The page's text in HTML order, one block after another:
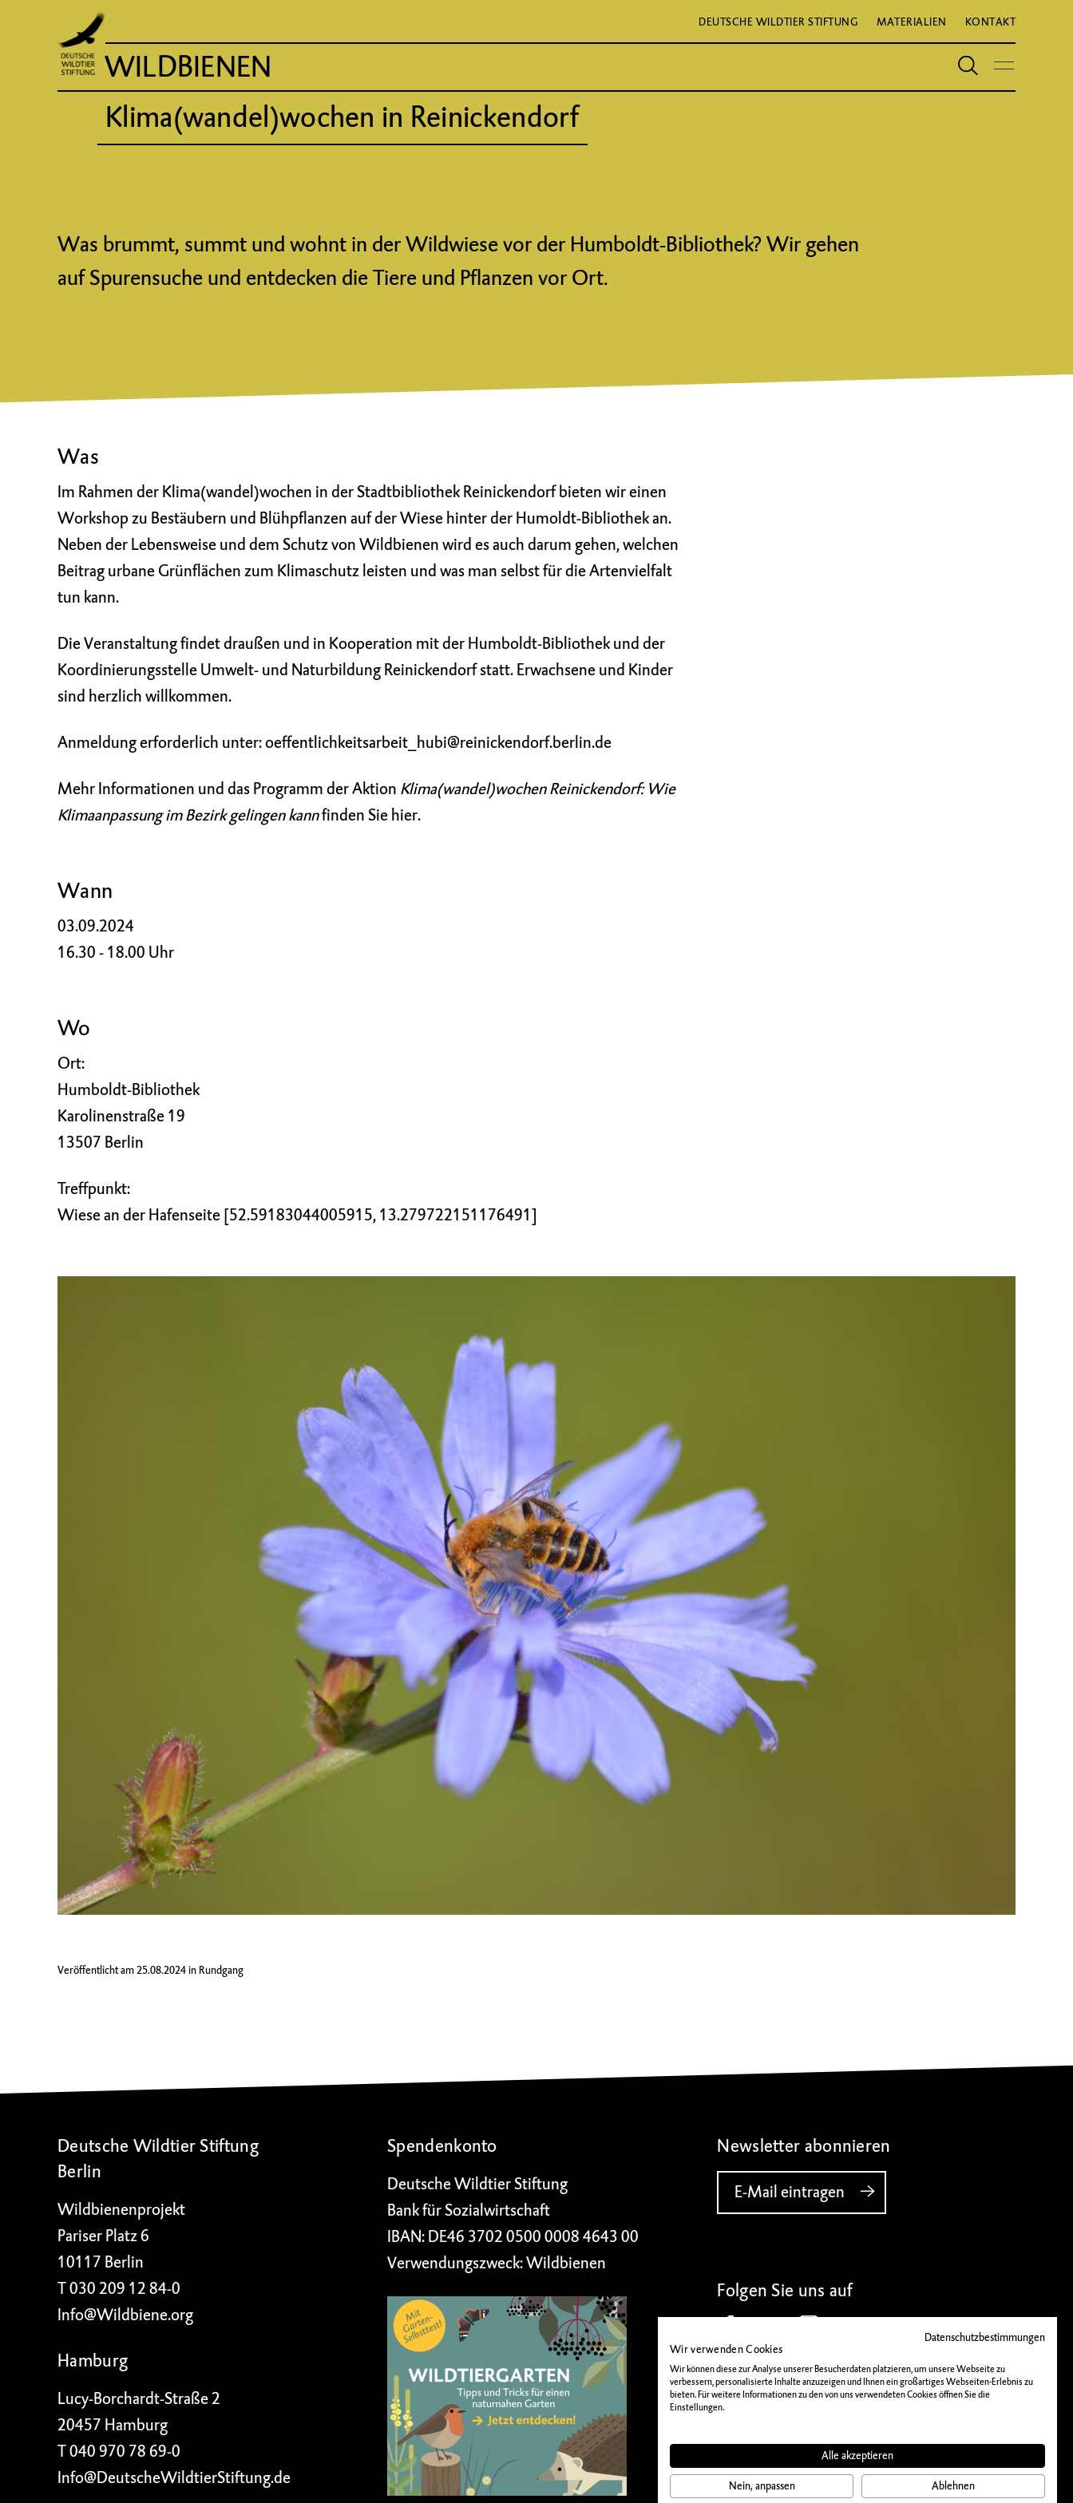
DEUTSCHE WILDTIER STIFTUNG MATERIALIEN KONTAKT
WILDBIENEN
Klima(wandel)wochen in Reinickendorf
Was brummt, summt und wohnt in der Wildwiese vor der Humboldt-Bibliothek? Wir gehen
auf Spurensuche und entdecken die Tiere und Pflanzen vor Ort.
Was
Im Rahmen der Klima(wandel)wochen in der Stadtbibliothek Reinickendorf bieten wir einen
Workshop zu Bestäubern und Blühpflanzen auf der Wiese hinter der Humoldt-Bibliothek an.
Neben der Lebensweise und dem Schutz von Wildbienen wird es auch darum gehen, welchen
Beitrag urbane Grünflächen zum Klimaschutz leisten und was man selbst für die Artenvielfalt
tun kann.
Die Veranstaltung findet draußen und in Kooperation mit der Humboldt-Bibliothek und der
Koordinierungsstelle Umwelt- und Naturbildung Reinickendorf statt. Erwachsene und Kinder
sind herzlich willkommen.
Anmeldung erforderlich unter:oeffentlichkeitsarbeit_hubi@reinickendorf.berlin.de
Mehr Informationen und das Programm der Aktion Klima(wandel)wochen Reinickendorf: Wie
Klimaanpassung im Bezirk gelingen kannfinden Sie hier.
Wann
03.09.2024
16.30 - 18.00 Uhr
Wo
Ort:
Humboldt-Bibliothek
Karolinenstraße 19
13507 Berlin
Treffpunkt:
Wiese an der Hafenseite [52.59183044005915, 13.279722151176491]
Veröffentlicht am25.08.2024in Rundgang
Deutsche Wildtier Stiftung
Berlin
Wildbienenprojekt
Pariser Platz 6
10117 Berlin
T 030 209 12 84-0
Info@Wildbiene.org
Hamburg
Lucy-Borchardt-Straße 2
20457 Hamburg
T 040 970 78 69-0
Info@DeutscheWildtierStiftung.de
Spendenkonto
Deutsche Wildtier Stiftung
Bank für Sozialwirtschaft
IBAN: DE46 3702 0500 0008 4643 00
Verwendungszweck: Wildbienen
Newsletter abonnieren
E-Mail eintragen
Folgen Sie uns auf
Datenschutzbestimmungen
Wir verwenden Cookies
Wir können diese zur Analyse unserer Besucherdaten platzieren, um unsere Webseite zu
verbessern, personalisierte Inhalte anzuzeigen und Ihnen ein großartiges Webseiten-Erlebnis zu
bieten. Für weitere Informationen zu den von uns verwendeten Cookies öffnen Sie die
Einstellungen.
Alle akzeptieren
Nein, anpassen Ablehnen